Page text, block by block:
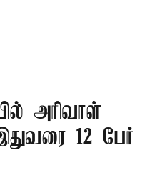
அரிவாள்
12 பேர்